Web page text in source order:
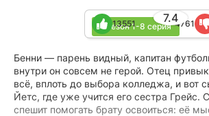
1 сезон 1-8 серия
7.4
13551 4761
Бенни — парень видный, капитан
внутри он совсем не герой. Отец
всё, вплоть до выбора колледжа, и вот
Йетс, где уже учится его сестра Грейс.
спешит помогать брату освоиться: её